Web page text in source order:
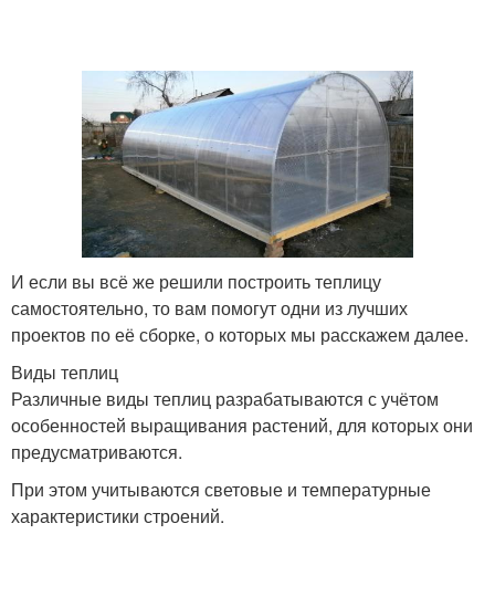
теплицы
Поликарбонат на
двускатную теплицу
Прямоугольная теплица
Теплица с двускатной
крышей
Теплица с крышей
Теплицы в чертежах Теплица из дерева
Размеры для
И если вы всё же решили построить теплицу
самостоятельно, то вам помогут одни из лучших
проектов по её сборке, о которых мы расскажем далее.
Виды теплиц
Различные виды теплиц разрабатываются с учётом
особенностей выращивания растений, для которых они
предусматриваются.
При этом учитываются световые и температурные
характеристики строений.